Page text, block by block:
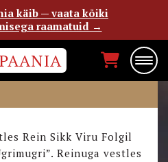
ESITLUS
Rein Sikk Viru Folgil
Reinuga vestles
käib — vaata kõiki
raamatuid →